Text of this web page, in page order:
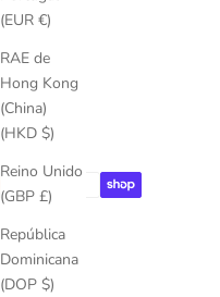
(EUR €)
RAE de
Hong Kong
(China)
(HKD $)
Reino Unido
(GBP £)
República
Dominicana
(DOP $)